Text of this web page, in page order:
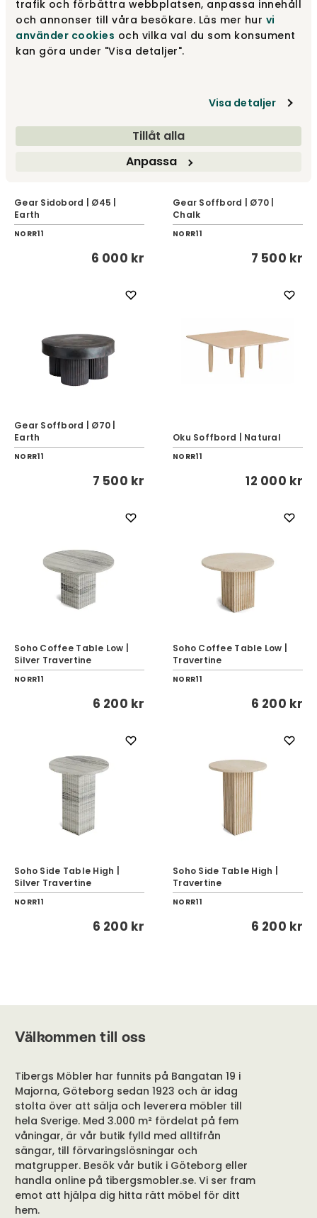
trafik och förbättra webbplatsen, anpassa innehåll
och annonser till våra besökare. Läs mer hur vi
använder cookies och vilka val du som konsument
kan göra under "Visa detaljer".
Visa detaljer
Tillåt alla
Anpassa
NORR11
2 700 kr
NORR11
6 000 kr
Gear Sidobord | Ø45 |
Earth
NORR11
6 000 kr
Gear Soffbord | Ø70 |
Chalk
NORR11
7 500 kr
Gear Soffbord | Ø70 |
Earth
NORR11
7 500 kr
Oku Soffbord | Natural
NORR11
12 000 kr
Soho Coffee Table Low |
Silver Travertine
NORR11
6 200 kr
Soho Coffee Table Low |
Travertine
NORR11
6 200 kr
Soho Side Table High |
Silver Travertine
NORR11
6 200 kr
Soho Side Table High |
Travertine
NORR11
6 200 kr
Välkommen till oss
Tibergs Möbler har funnits på Bangatan 19 i
Majorna, Göteborg sedan 1923 och är idag
stolta över att sälja och leverera möbler till
hela Sverige. Med 3.000 m² fördelat på fem
våningar, är vår butik fylld med alltifrån
sängar, till förvaringslösningar och
matgrupper. Besök vår butik i Göteborg eller
handla online på tibergsmobler.se. Vi ser fram
emot att hjälpa dig hitta rätt möbel för ditt
hem.